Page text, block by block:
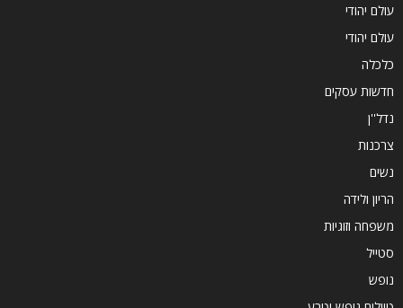
עולם יהודי
עולם יהודי
כלכלה
חדשות עסקים
נדל''ן
צרכנות
נשים
הריון ולידה
משפחה וזוגיות
סטייל
נופש